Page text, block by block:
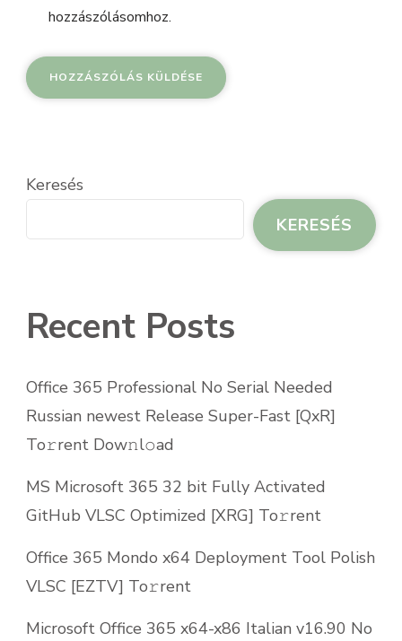
hozzászólásomhoz.
Keresés
KERESÉS
Recent Posts
Office 365 Professional No Serial Needed
Russian newest Release Super-Fast [QxR]
To𝚛rent Dow𝚗l𝚘ad
MS Microsoft 365 32 bit Fully Activated
GitHub VLSC Optimized [XRG] To𝚛rent
Office 365 Mondo x64 Deployment Tool Polish
VLSC [EZTV] To𝚛rent
Microsoft Office 365 x64-x86 Italian v16.90 No